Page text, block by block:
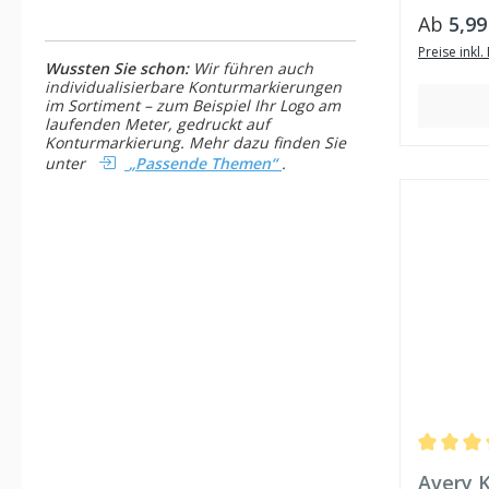
Wussten Sie schon:Wir führen auch
individualisierbare Konturmarkierungen
im Sortiment – zum Beispiel Ihr Logo am
laufenden Meter, gedruckt auf
Konturmarkierung. Mehr dazu finden Sie
unter
„Passende Themen“ .
Ab
Preise inkl.
Avery